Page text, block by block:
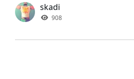
skadi
908